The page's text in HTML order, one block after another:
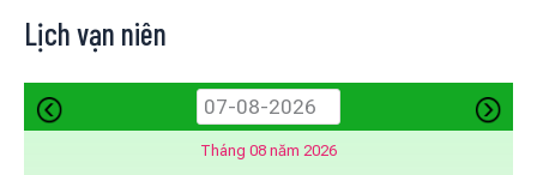
Lịch vạn niên
Tháng 08 năm 2026